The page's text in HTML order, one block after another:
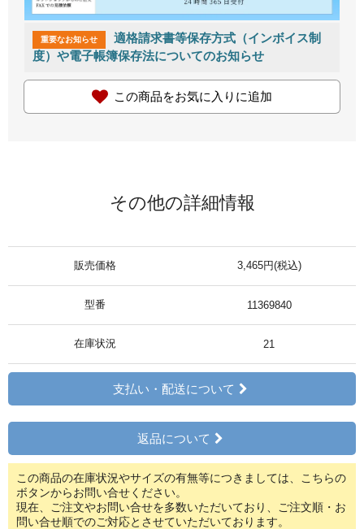
重要なお知らせ
適格請求書等保存方式（インボイス制
度）や電子帳簿保存法についてのお知らせ
この商品をお気に入りに追加
その他の詳細情報
販売価格 3,465円(税込)
型番 11369840
在庫状況 21
支払い・配送について
返品について
この商品の在庫状況やサイズの有無等につきましては、こちらの
ボタンからお問い合せください。
現在、ご注文やお問い合せを多数いただいており、ご注文順・お
問い合せ順でのご対応とさせていただいております。